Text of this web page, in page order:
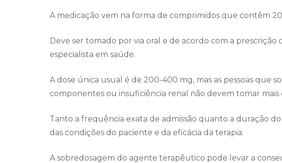
A medicação vem na forma de comprimidos que contêm
Deve ser tomado por via oral e de acordo com a
especialista em saúde.
A dose única usual é de 200-400 mg, mas as pessoas que
componentes ou insuficiência renal não devem tomar mais
Tanto a frequência exata de admissão quanto a duração
das condições do paciente e da eficácia da terapia.
A sobredosagem do agente terapêutico pode levar a